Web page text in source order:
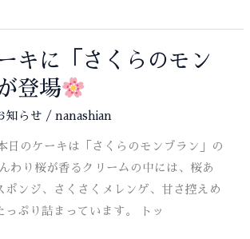
キに「さくらのモン
登場
知らせ /nanashian
のケーキは「さくらのモンブラン」の
わり桜が香るクリームの中には、桜あ
ポンジ、さくさくメレンゲ、甘さ控えめ
っぷり詰まっています。 トッ